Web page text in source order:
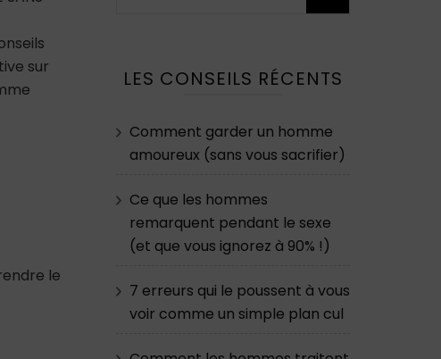
sur
le
LES CONSEILS RÉCENTS
Comment garder un homme
amoureux (sans vous sacrifier)
Ce que les hommes
remarquent pendant le sexe
(et que vous ignorez à 90% !)
7 erreurs qui le poussent à vous
voir comme un simple plan cul